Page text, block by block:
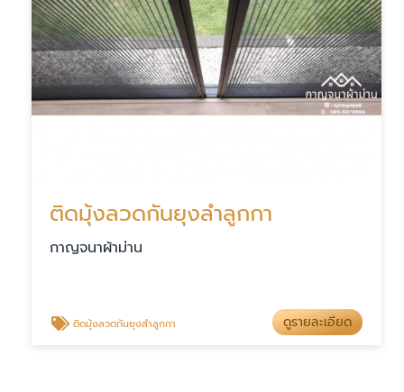
ติดมุ้งลวดกันยุงลำลูกกา
กาญจนาผ้าม่าน
ติดมุ้งลวดกันยุงลำลูกกา ดูรายละเอียด